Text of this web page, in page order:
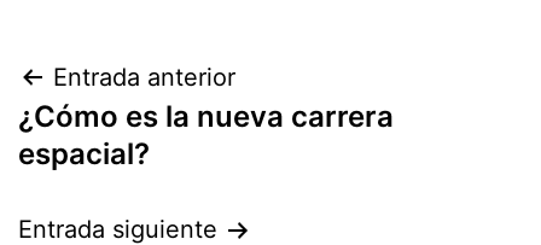
Entrada anterior
¿Cómo es la nueva carrera
espacial?
Entrada siguiente